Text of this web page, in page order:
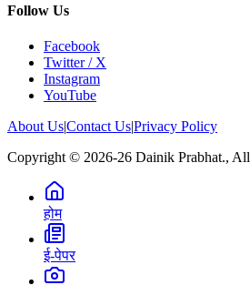
Follow Us
Facebook
Twitter / X
Instagram
YouTube
About Us|Contact Us|Privacy Policy
Copyright © 2026-26 Dainik Prabhat., All
होम
ई-पेपर